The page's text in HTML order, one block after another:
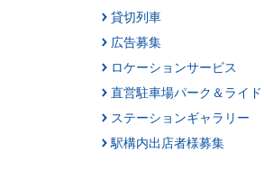
貸切列車
広告募集
ロケーションサービス
直営駐車場パーク＆ライド
ステーションギャラリー
駅構内出店者様募集